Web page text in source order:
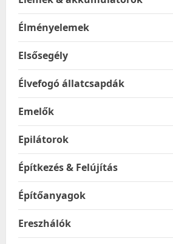
Élményelemek
Elsősegély
Élvefogó állatcsapdák
Emelők
Epilátorok
Építkezés & Felújítás
Építőanyagok
Ereszhálók